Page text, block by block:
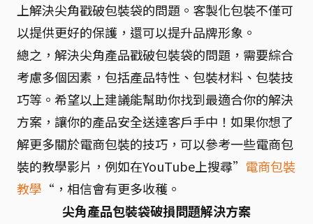
上解決尖角戳破包裝袋的問題。客製化包裝不僅可
以提供更好的保護，還可以提升品牌形象。
總之，解決尖角產品戳破包裝袋的問題，需要綜合
考慮多個因素，包括產品特性、包裝材料、包裝技
巧等。希望以上建議能幫助你找到最適合你的解決
方案，讓你的產品安全送達客戶手中！如果你想了
解更多關於電商包裝的技巧，可以參考一些電商包
裝的教學影片，例如在YouTube上搜尋” 電商包裝
教學 “，相信會有更多收穫。
尖角產品包裝袋破損問題解決方案